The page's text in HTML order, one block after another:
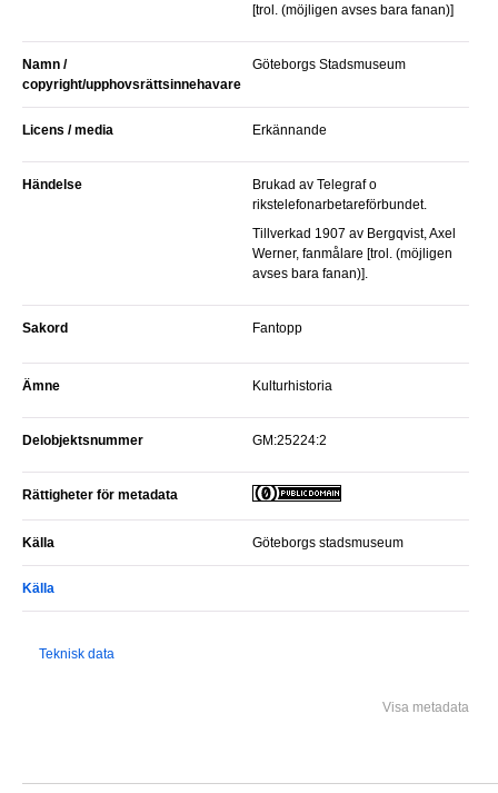
[trol. (möjligen avses bara fanan)]
Namn /
copyright/upphovsrättsinnehavare
Göteborgs Stadsmuseum
Licens / media Erkännande
Händelse
Brukad av Telegraf o
rikstelefonarbetareförbundet.
Tillverkad 1907 av Bergqvist, Axel
Werner, fanmålare [trol. (möjligen
avses bara fanan)].
Sakord fantopp
Ämne Kulturhistoria
Delobjektsnummer GM:25224:2
Rättigheter för metadata
Källa Göteborgs stadsmuseum
Källa
Teknisk data
Visa metadata